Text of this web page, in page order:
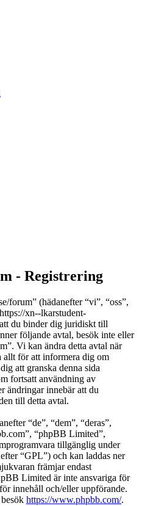
- Registrering
forum” (hädanefter “vi”, “oss”,
xn--lkarstudent-
du binder dig juridiskt till
följande avtal, besök inte eller
Vi kan ändra detta avtal när
allt för att informera dig om
att granska denna sida
fortsatt användning av
ändringar innebär att du
till detta avtal.
“de”, “dem”, “deras”,
“phpBB Limited”,
tillgänglig under
“GPL”) och kan laddas ner
främjar endast
Limited är inte ansvariga för
innehåll och/eller uppförande.
https://www.phpbb.com/.